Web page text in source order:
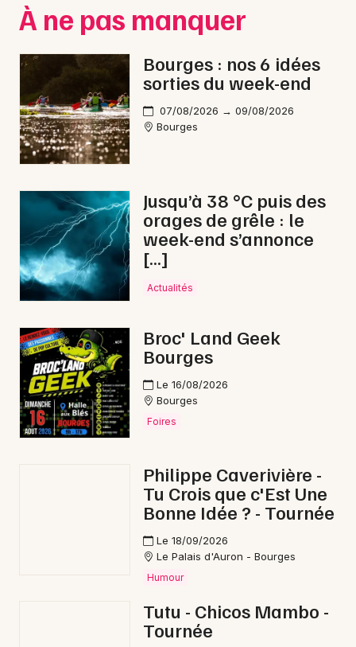
À ne pas manquer
Bourges : nos 6 idées
sorties du week-end
07/08/2026 → 09/08/2026
Bourges
Jusqu’à 38 °C puis des
orages de grêle : le
week-end s’annonce
[…]
Actualités
Broc' Land Geek
Bourges
Le 16/08/2026
Bourges
Foires
Philippe Caverivière -
Tu Crois que c'Est Une
Bonne Idée ? - Tournée
Le 18/09/2026
Le Palais d'Auron - Bourges
Humour
Tutu - Chicos Mambo -
Tournée